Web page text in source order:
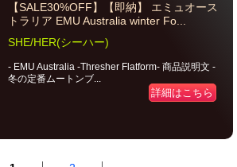
【SALE30%OFF】【即納】 エミュオース
トラリア EMU Australia winter Fo...
SHE/HER(シーハー)
- EMU Australia -Thresher Flatform- 商品説明文 -
冬の定番ムートンブ...
詳細はこちら